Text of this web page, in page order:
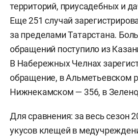
территорий, приусадебных и
Еще 251 случай
за пределами Татарстана.
обращений поступило из
В Набережных Челнах
обращение, в Альметьевском
Нижнекамском — 356, в
Для сравнения: за весь сезон
укусов клещей в